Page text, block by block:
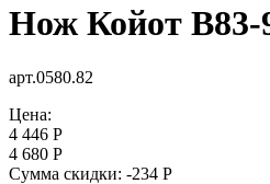
Нож Койот B83-
арт.0580.82
Цена:
4 446 Р
4 680 Р
Сумма скидки: -234 Р